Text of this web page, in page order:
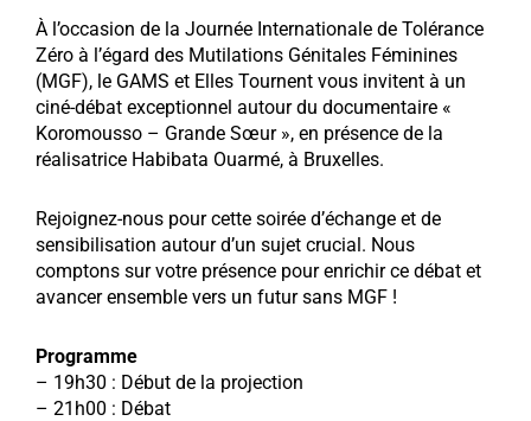
À l’occasion de la Journée Internationale de Tolérance
Zéro à l’égard des Mutilations Génitales Féminines
(MGF), le GAMS et Elles Tournent vous invitent à un
ciné-débat exceptionnel autour du documentaire «
Koromousso – Grande Sœur », en présence de la
réalisatrice Habibata Ouarmé, à Bruxelles.
Rejoignez-nous pour cette soirée d’échange et de
sensibilisation autour d’un sujet crucial. Nous
comptons sur votre présence pour enrichir ce débat et
avancer ensemble vers un futur sans MGF !
Programme
– 19h30 : Début de la projection
– 21h00 : Débat